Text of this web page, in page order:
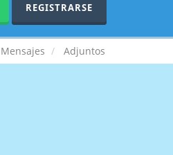
REGISTRARSE
Adjuntos